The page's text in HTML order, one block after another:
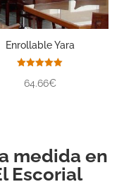
Enrollable Yara
con
64.66€
medida en
Escorial